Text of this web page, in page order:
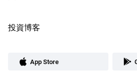
投資博客
App Store